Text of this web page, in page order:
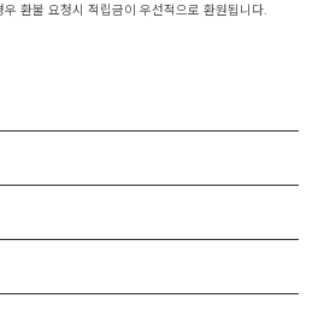
환불 요청시 적립금이 우선적으로 환원됩니다.